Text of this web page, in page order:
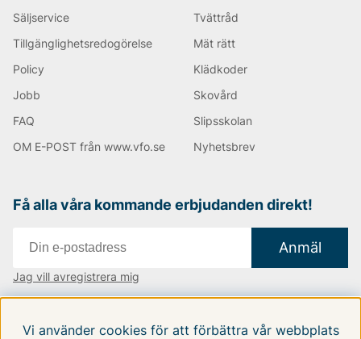
Säljservice
Tillgänglighetsredogörelse
Policy
Jobb
FAQ
OM E-POST från www.vfo.se
Tvättråd
Mät rätt
Klädkoder
Skovård
Slipsskolan
Nyhetsbrev
Få alla våra kommande erbjudanden direkt!
Anmäl
Jag vill avregistrera mig
Vi använder cookies för att förbättra vår webbplats